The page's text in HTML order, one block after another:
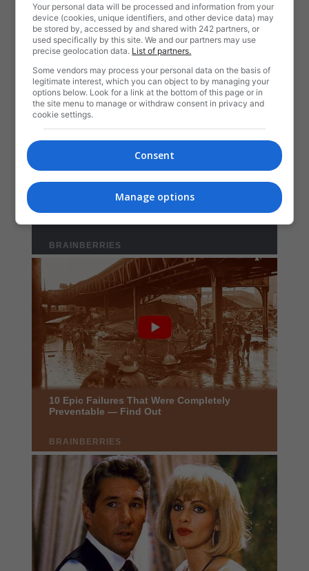
Your personal data will be processed and information from your
device (cookies, unique identifiers, and other device data) may
be stored by, accessed by and shared with 242 partners, or
used specifically by this site. We and our partners may use
precise geolocation data. List of partners.
Some vendors may process your personal data on the basis of
legitimate interest, which you can object to by managing your
options below. Look for a link at the bottom of this page or in
the site menu to manage or withdraw consent in privacy and
cookie settings.
Consent
Manage options